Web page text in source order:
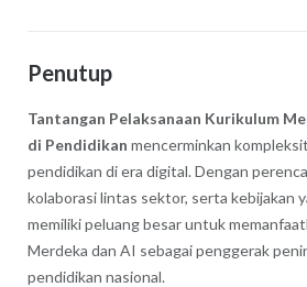
Penutup
Tantangan Pelaksanaan Kurikulum
di Pendidikan mencerminkan
pendidikan di era digital. Dengan
kolaborasi lintas sektor, serta kebijakan
memiliki peluang besar untuk
Merdeka dan AI sebagai penggerak
pendidikan nasional.